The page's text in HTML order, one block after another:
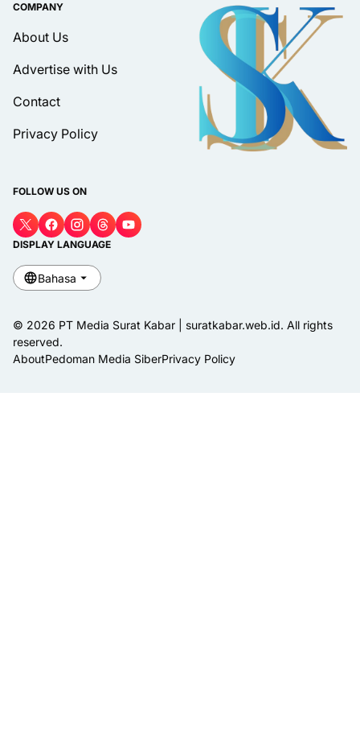
COMPANY
About Us
Advertise with Us
Contact
Privacy Policy
FOLLOW US ON
DISPLAY LANGUAGE
Bahasa
© 2026 PT Media Surat Kabar | suratkabar.web.id. All rights
reserved.
AboutPedoman Media SiberPrivacy Policy